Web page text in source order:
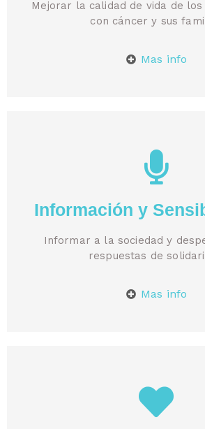
Mejorar la calidad de vida de
con cáncer y sus
Mas info
Información y
Informar a la sociedad y
respuestas de
Mas info